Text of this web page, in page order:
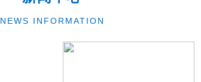
NEWS INFORMATION